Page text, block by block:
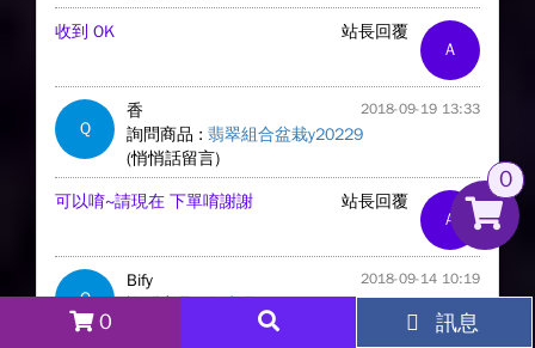
A
站長回覆
收到 OK
Q
香 2018-09-19 13:33
詢問商品 : 翡翠組合盆栽y20229
(悄悄話留言)
A
站長回覆
可以唷~請現在 下單唷謝謝
Q
Bify 2018-09-14 10:19
0
0 訊息